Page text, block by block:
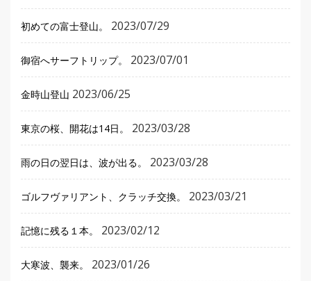
初めての富士登山。 2023/07/29
御宿へサーフトリップ。 2023/07/01
金時山登山 2023/06/25
東京の桜、開花は14日。 2023/03/28
雨の日の翌日は、波が出る。 2023/03/28
ゴルフヴァリアント、クラッチ交換。 2023/03/21
記憶に残る１本。 2023/02/12
大寒波、襲来。 2023/01/26